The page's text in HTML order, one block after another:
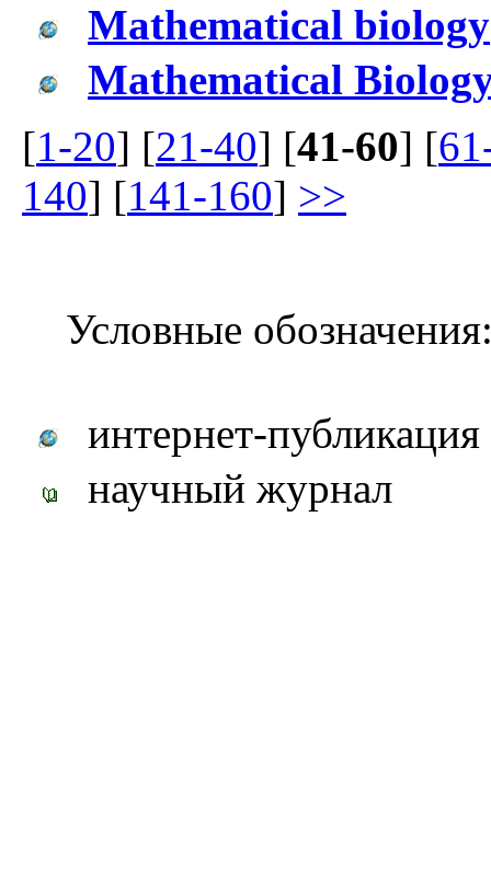
Mathematical biology
Mathematical
[1-20] [21-40] [41-60] [
140] [141-160] >>
Условные
интернет-публикация
научный журнал